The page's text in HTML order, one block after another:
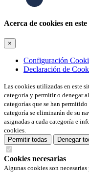
Acerca de cookies en
×
Configuración
Declaración de
Las cookies utilizadas en este
categoría y permitir o denegar
categorías que se han
categoría se eliminarán de su
asignadas a cada categoría e
cookies.
Permitir todas
Denegar
Cookies necesarias
Algunas cookies son